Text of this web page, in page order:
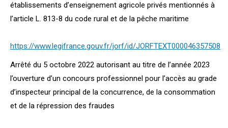
établissements d’enseignement agricole privés mentionnés à
l’article L. 813-8 du code rural et de la pêche maritime
https://www.legifrance.gouv.fr/jorf/id/JORFTEXT000046357508
Arrêté du 5 octobre 2022 autorisant au titre de l’année 2023
l’ouverture d’un concours professionnel pour l’accès au grade
d’inspecteur principal de la concurrence, de la consommation
et de la répression des fraudes